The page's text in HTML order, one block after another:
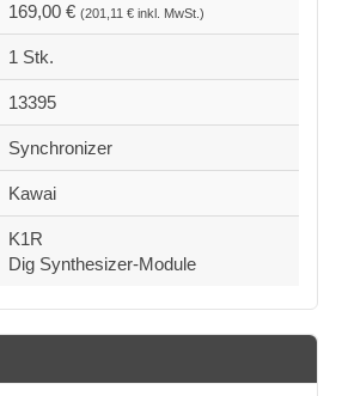
169,00 € (201,11 € inkl. MwSt.)
1 Stk.
13395
Synchronizer
Kawai
K1R
Dig Synthesizer-Module